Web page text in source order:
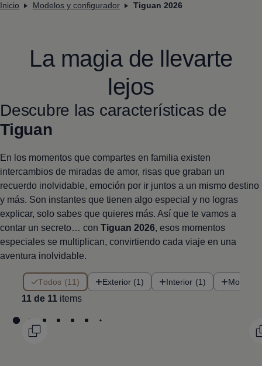
Inicio Modelos y configurador Tiguan 2026
La magia de llevarte
lejos
Descubre las características de
Tiguan
En los momentos que compartes en familia existen
intercambios de miradas de amor, risas que graban un
recuerdo inolvidable, emoción por ir juntos a un mismo destino
y más. Son instantes que tienen algo especial y no logras
explicar, solo sabes que quieres más. Así que te vamos a
contar un secreto… con Tiguan 2026, esos momentos
especiales se multiplican, convirtiendo cada viaje en una
aventura inolvidable.
Todos (11) Exterior (1) Interior (1)
11 de 11 items
11 de 11 items